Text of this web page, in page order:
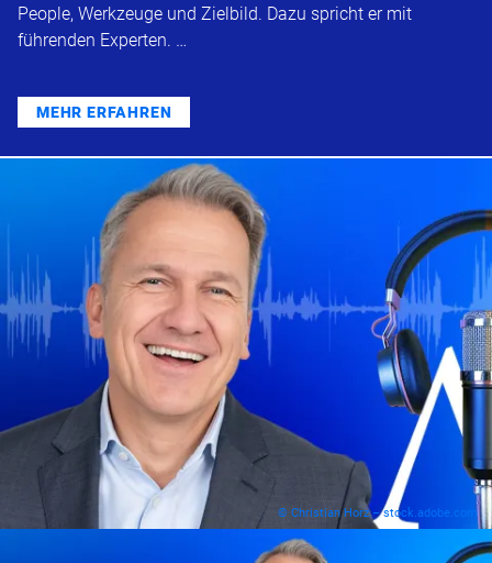
People, Werkzeuge und Zielbild. Dazu spricht er mit
führenden Experten. …
MEHR ERFAHREN
© Christian Horz – stock.adobe.com